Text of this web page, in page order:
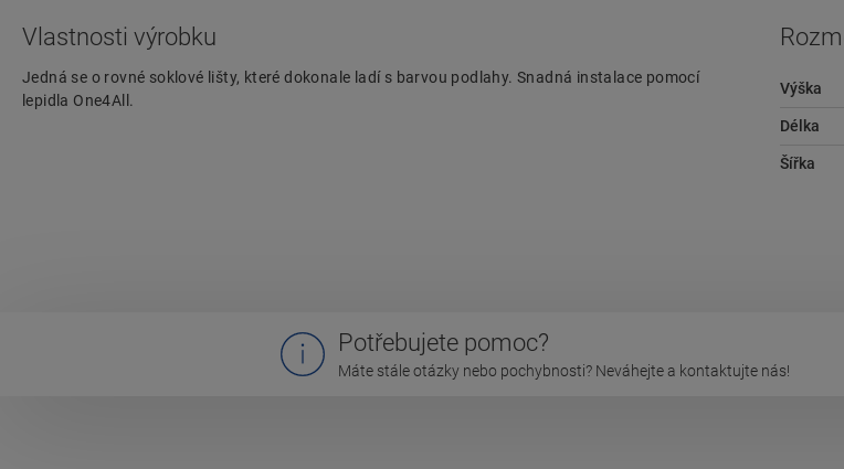
Vlastnosti výrobku
Jedná se o rovné soklové lišty, které dokonale ladí s barvou podlahy. Snadná instalace pomocí
lepidla One4All.
Výška
Délka
Šířka
Potřebujete pomoc?
Máte stále otázky nebo pochybnosti? Neváhejte a kontaktujte nás!